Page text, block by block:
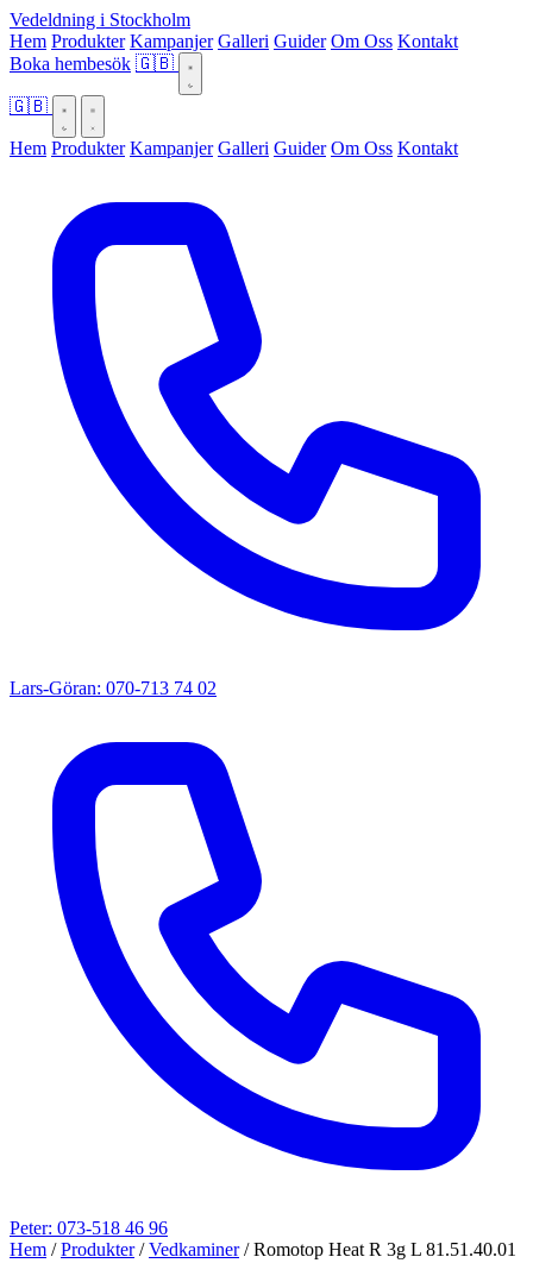
Vedeldning i Stockholm
Hem Produkter Kampanjer Galleri Guider Om Oss Kontakt
Boka hembesök 🇬🇧
🇬🇧
Hem Produkter Kampanjer Galleri Guider Om Oss Kontakt
Lars-Göran: 070-713 74 02
Peter: 073-518 46 96
Hem / Produkter / Vedkaminer / Romotop Heat R 3g L 81.51.40.01